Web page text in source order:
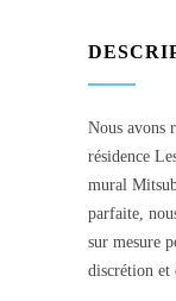
Nous avons
résidence
mural
parfaite,
sur mesure
discrétion et